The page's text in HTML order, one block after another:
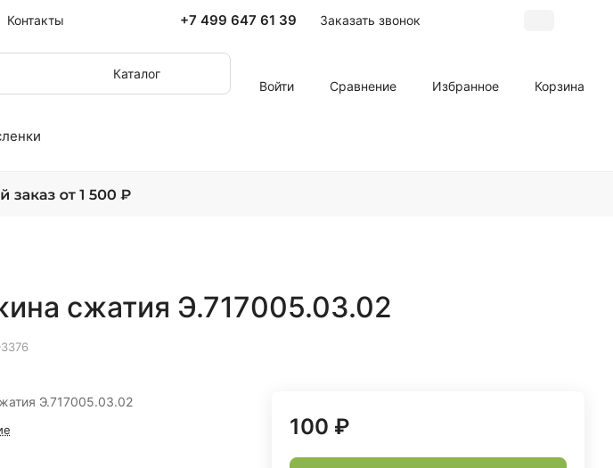
Контакты +7 499 647 61 39 Заказать звонок
Каталог
Войти
Сравнение Избранное Корзина
сжатия Э.717005.03.02
Э.717005.03.02
100 ₽